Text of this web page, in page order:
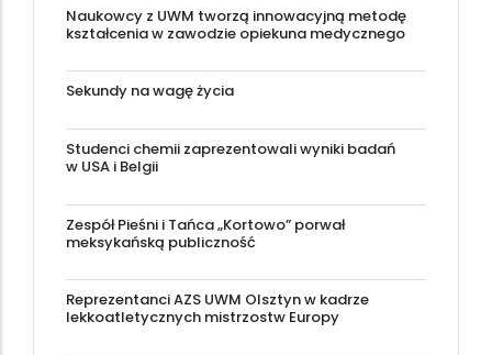
Naukowcy z UWM tworzą innowacyjną metodę
kształcenia w zawodzie opiekuna medycznego
Sekundy na wagę życia
Studenci chemii zaprezentowali wyniki badań
w USA i Belgii
Zespół Pieśni i Tańca „Kortowo” porwał
meksykańską publiczność
Reprezentanci AZS UWM Olsztyn w kadrze
lekkoatletycznych mistrzostw Europy